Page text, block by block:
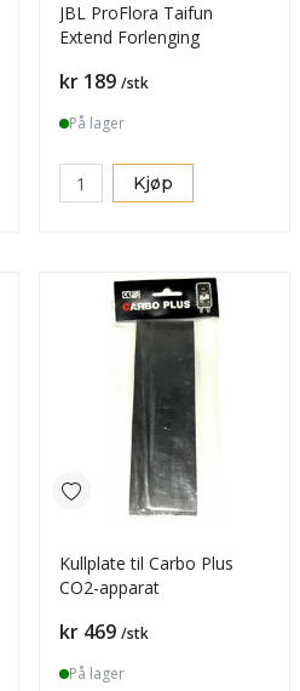
JBL ProFlora Taifun
Extend Forlenging
Pris
kr 189 /stk
På lager
Kjøp
Kullplate til Carbo Plus
CO2-apparat
Pris
kr 469 /stk
På lager